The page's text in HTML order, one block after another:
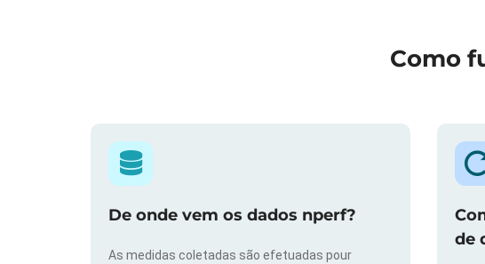
Como
De onde vem os dados nperf?
As medidas coletadas são efetuadas pour
de